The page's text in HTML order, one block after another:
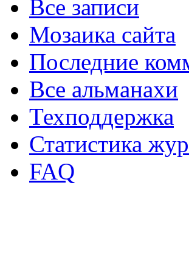
Все записи
Мозаика сайта
Последние
Все альманахи
Техподдержка
Статистика
FAQ